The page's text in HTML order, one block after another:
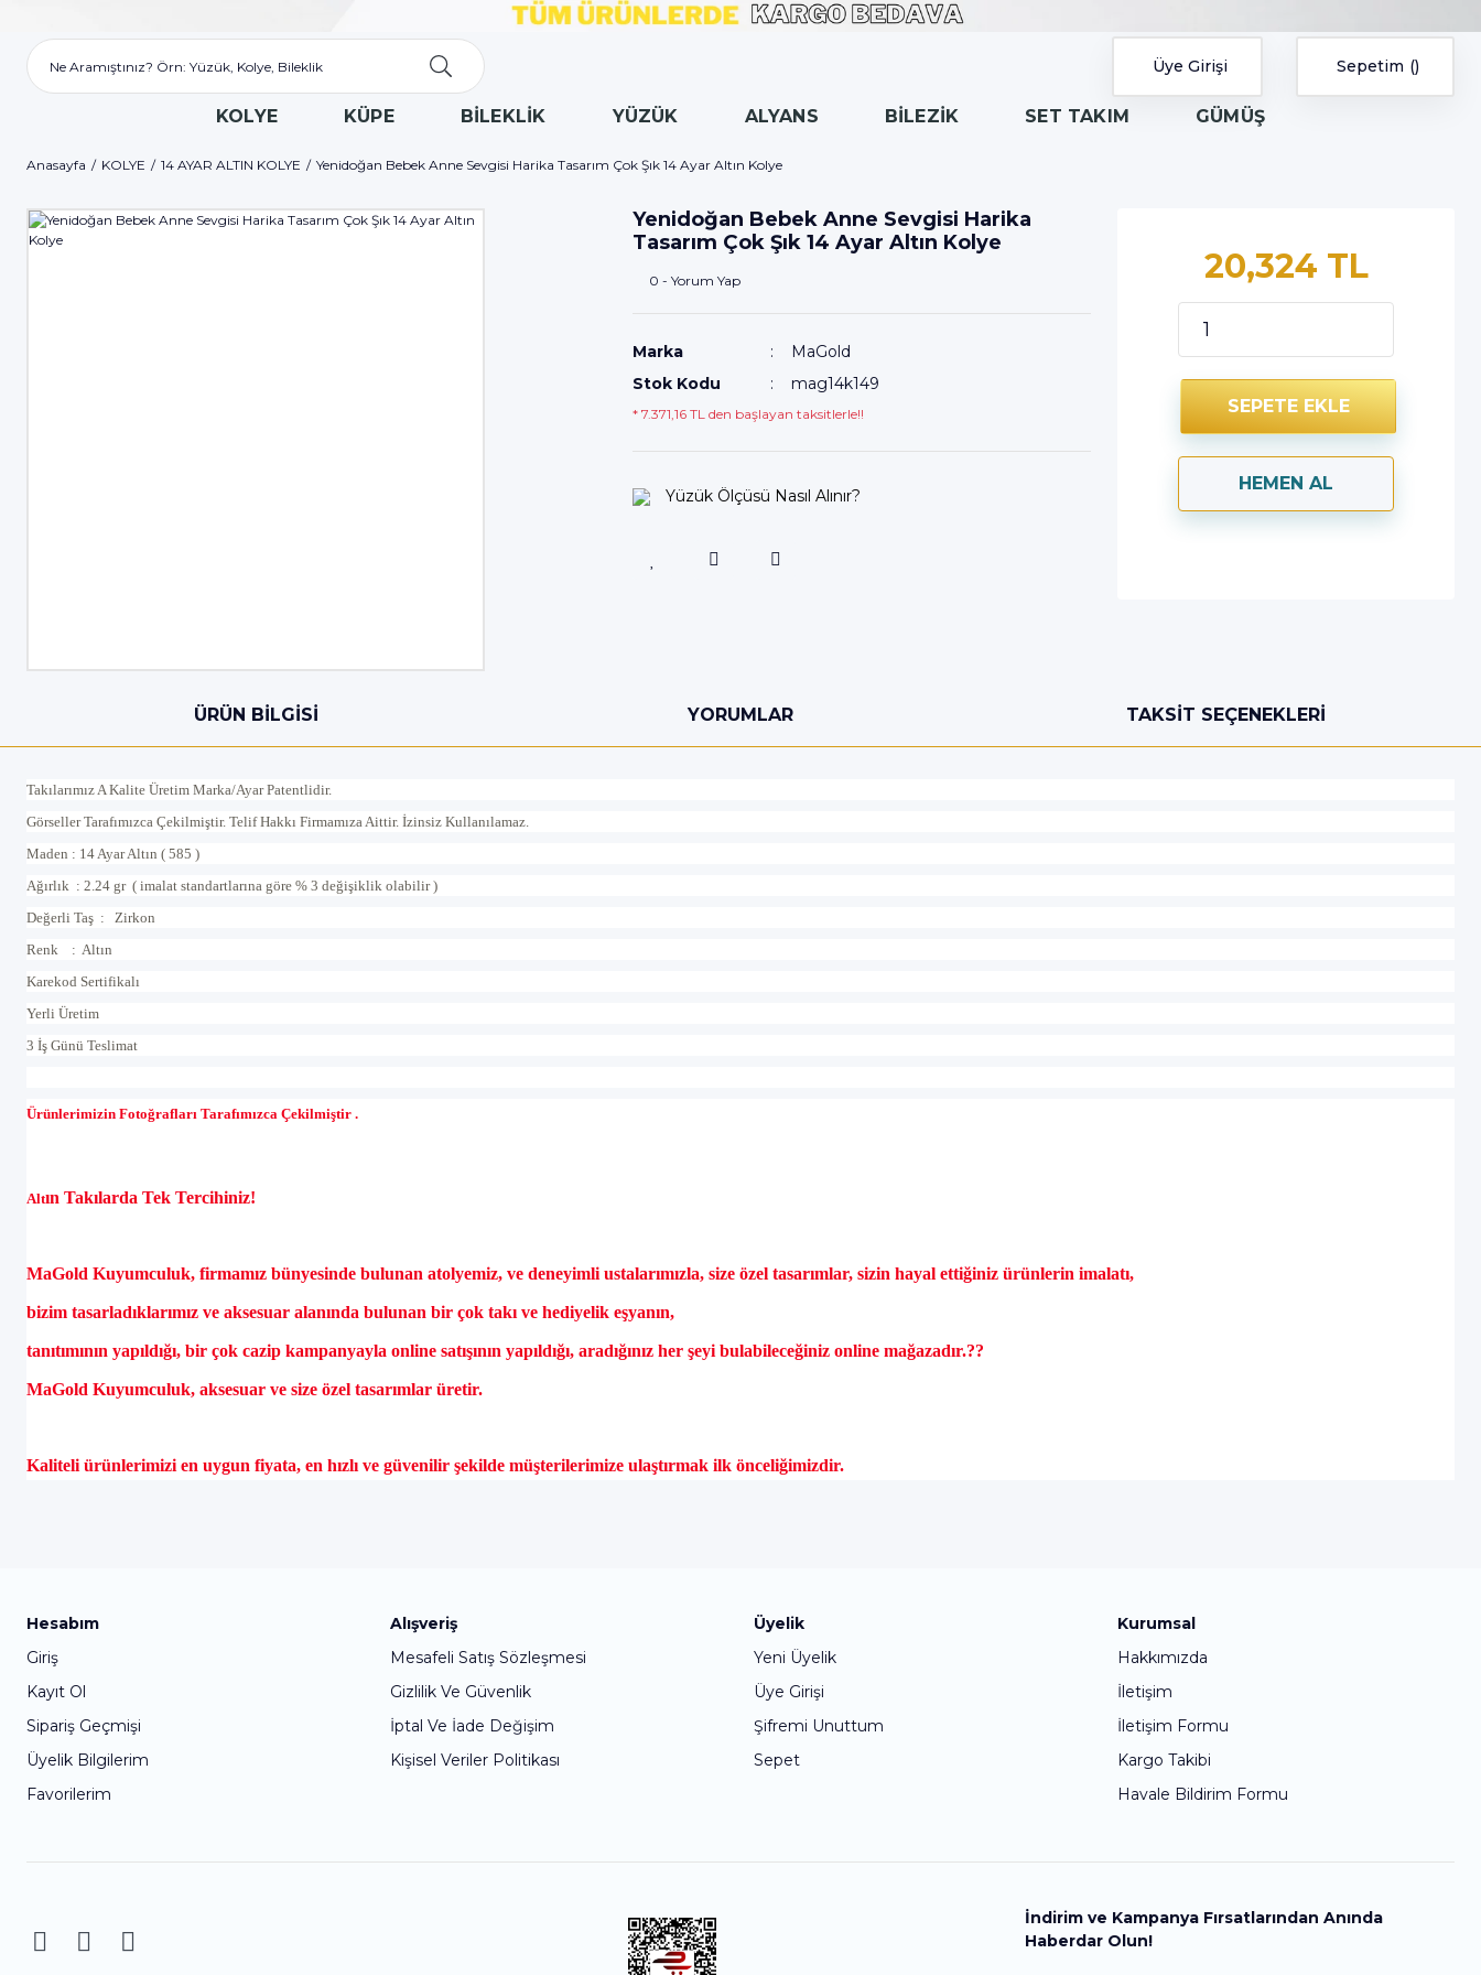
Üye Girişi Sepetim
KOLYE KÜPE BİLEKLİK YÜZÜK ALYANS BİLEZİK SET TAKIM GÜMÜŞ
Anasayfa KOLYE 14 AYAR ALTIN KOLYE Yenidoğan Bebek Anne Sevgisi Harika Tasarım Çok Şık 14 Ayar Altın Kolye
Yenidoğan Bebek Anne Sevgisi Harika
Tasarım Çok Şık 14 Ayar Altın Kolye
0 - Yorum Yap
Marka
MaGold
Stok Kodu
mag14k149
* 7.371,16 TL den başlayan taksitlerle!!
Yüzük Ölçüsü Nasıl Alınır?
20,324 TL
SEPETE EKLE
HEMEN AL
ÜRÜN BILGISI YORUMLAR TAKSIT SEÇENEKLERI
Takılarımız A Kalite Üretim Marka/Ayar Patentlidir.
Görseller Tarafımızca Çekilmiştir. Telif Hakkı Firmamıza Aittir. İzinsiz Kullanılamaz.
Maden : 14 Ayar Altın ( 585 )
Ağırlık : 2.24 gr ( imalat standartlarına göre % 3 değişiklik olabilir )
Değerli Taş : Zirkon
Renk : Altın
Karekod Sertifikalı
Yerli Üretim
3 İş Günü Teslimat
Ürünlerimizin Fotoğrafları Tarafımızca Çekilmiştir .
Altın Takılarda Tek Tercihiniz!
MaGold Kuyumculuk, firmamız bünyesinde bulunan atolyemiz, ve deneyimli ustalarımızla, size özel tasarımlar, sizin hayal ettiğiniz ürünlerin imalatı,
bizim tasarladıklarımız ve aksesuar alanında bulunan bir çok takı ve hediyelik eşyanın,
tanıtımının yapıldığı, bir çok cazip kampanyayla online satışının yapıldığı, aradığınız her şeyi bulabileceğiniz online mağazadır.??
MaGold Kuyumculuk, aksesuar ve size özel tasarımlar üretir.
Kaliteli ürünlerimizi en uygun fiyata, en hızlı ve güvenilir şekilde müşterilerimize ulaştırmak ilk önceliğimizdir.
Yorum Yaz
Hesabım
Giriş
Kayıt Ol
Sipariş Geçmişi
Üyelik Bilgilerim
Favorilerim
Alışveriş
Mesafeli Satış Sözleşmesi
Gizlilik Ve Güvenlik
İptal Ve İade Değişim
Kişisel Veriler Politikası
Üyelik
Yeni Üyelik
Üye Girişi
Şifremi Unuttum
Sepet
Kurumsal
Hakkımızda
İletişim
İletişim Formu
Kargo Takibi
Havale Bildirim Formu
İndirim ve Kampanya Fırsatlarından Anında
Haberdar Olun!